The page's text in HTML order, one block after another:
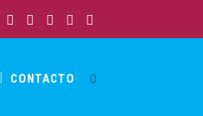
CONTACTO